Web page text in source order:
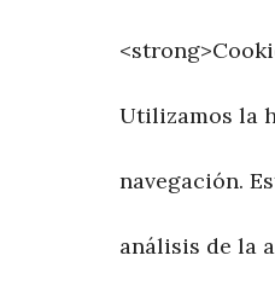
Utilizamos la
navegación.
análisis de la